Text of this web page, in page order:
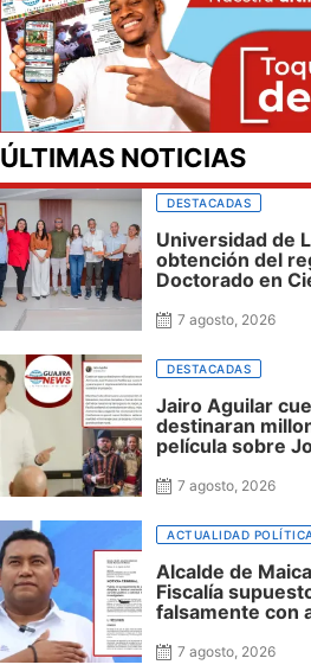
ÚLTIMAS NOTICIAS
DESTACADAS
Universidad de
obtención del
Doctorado en
con impacto
7 agosto, 2026
DESTACADAS
Jairo Aguilar
destinaran
película sobre
ni incluyó al
honor en
7 agosto, 2026
ACTUALIDAD
Alcalde de
Fiscalía
falsamente con
7 agosto, 2026